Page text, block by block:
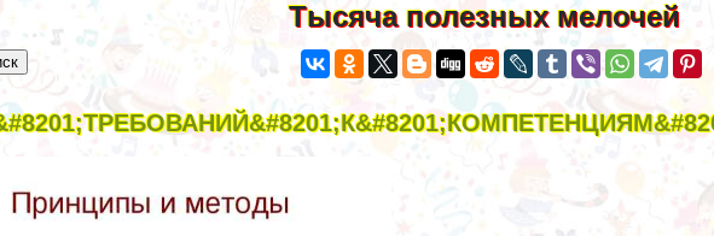
Тысяча полезных мелочей